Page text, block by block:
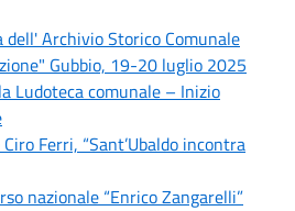
dell' Archivio Storico Comunale
Gubbio, 19-20 luglio 2025
Ludoteca comunale – Inizio
Ferri, “Sant’Ubaldo incontra
nazionale “Enrico Zangarelli”